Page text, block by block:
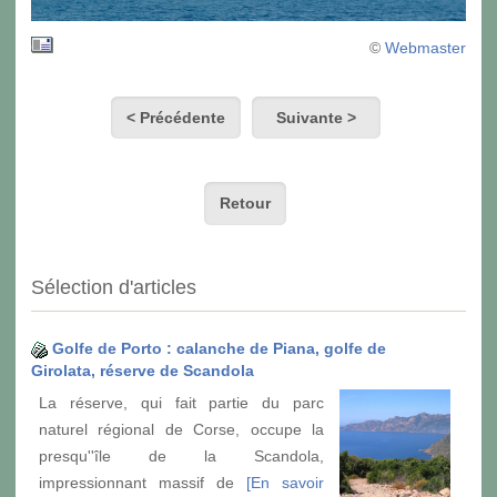
© Webmaster
< Précédente Suivante >
Retour
Sélection d'articles
Golfe de Porto : calanche de Piana, golfe de
Girolata, réserve de Scandola
La réserve, qui fait partie du parc
naturel régional de Corse, occupe la
presqu''île de la Scandola,
impressionnant massif de [En savoir